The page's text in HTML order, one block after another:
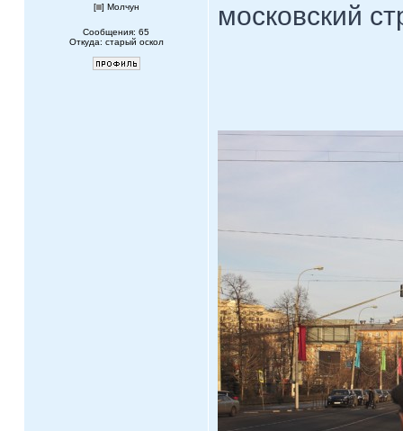
[ ] Молчун
Сообщения: 65
Откуда: старый оскол
московский